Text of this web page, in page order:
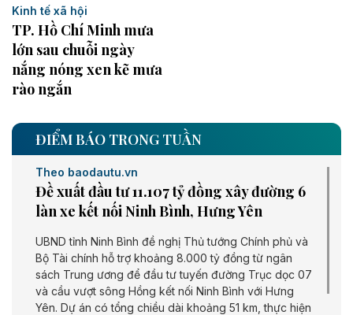
Kinh tế xã hội
TP. Hồ Chí Minh mưa
lớn sau chuỗi ngày
nắng nóng xen kẽ mưa
rào ngắn
ĐIỂM BÁO TRONG TUẦN
Theo baodautu.vn
Đề xuất đầu tư 11.107 tỷ đồng xây đường 6
làn xe kết nối Ninh Bình, Hưng Yên
UBND tỉnh Ninh Bình đề nghị Thủ tướng Chính phủ và
Bộ Tài chính hỗ trợ khoảng 8.000 tỷ đồng từ ngân
sách Trung ương để đầu tư tuyến đường Trục dọc 07
và cầu vượt sông Hồng kết nối Ninh Bình với Hưng
Yên. Dự án có tổng chiều dài khoảng 51 km, thực hiện